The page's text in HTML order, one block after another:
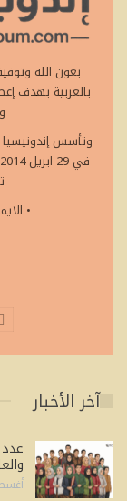
بعون الله
بالعربية بهدف
•
آخر الأخبار
أغسطس